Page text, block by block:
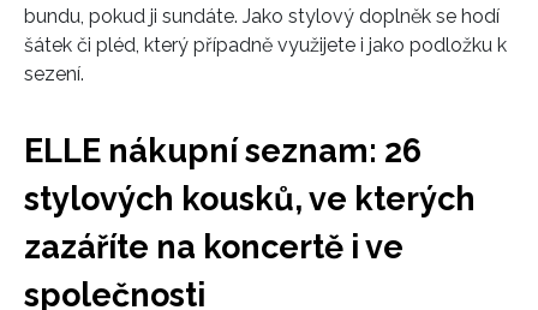
bundu, pokud ji sundáte. Jako stylový doplněk se hodí
šátek či pléd, který případně využijete i jako podložku k
sezení.
ELLE nákupní seznam: 26
stylových kousků, ve kterých
zazáříte na koncertě i ve
společnosti